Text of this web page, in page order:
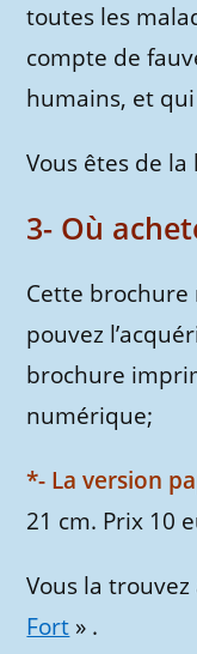
toutes les
compte de
humains, et
Vous êtes de
3- Où
Cette brochure
pouvez
brochure
numérique;
*- La version
21 cm. Prix 10
Vous la
Fort » .